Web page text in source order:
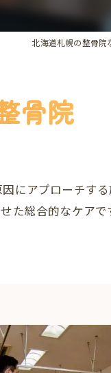
北海道札幌の整骨院
骨院
にアプローチす
た総合的なケア